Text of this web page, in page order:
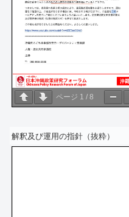
ページ 1 / 8
解釈及び運用の指針（抜粋）